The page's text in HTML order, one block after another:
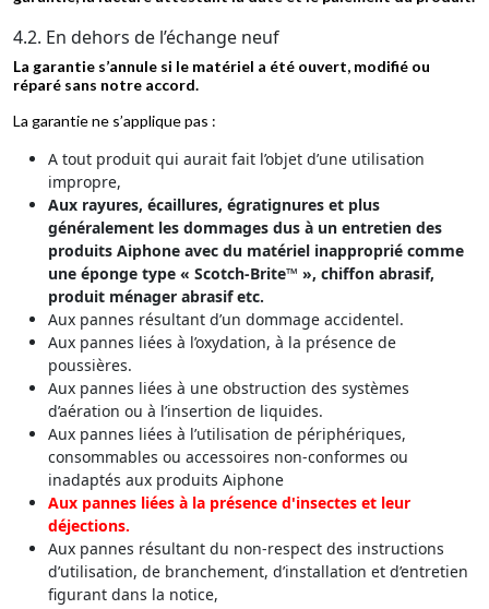
4.2. En dehors de l’échange neuf
La garantie s’annule si le matériel a été ouvert, modifié ou
réparé sans notre accord.
La garantie ne s’applique pas :
A tout produit qui aurait fait l’objet d’une utilisation
impropre,
Aux rayures, écaillures, égratignures et plus
généralement les dommages dus à un entretien des
produits Aiphone avec du matériel inapproprié comme
une éponge type « Scotch-Brite™ », chiffon abrasif,
produit ménager abrasif etc.
Aux pannes résultant d’un dommage accidentel.
Aux pannes liées à l’oxydation, à la présence de
poussières.
Aux pannes liées à une obstruction des systèmes
d’aération ou à l’insertion de liquides.
Aux pannes liées à l’utilisation de périphériques,
consommables ou accessoires non-conformes ou
inadaptés aux produits Aiphone
Aux pannes liées à la présence d'insectes et leur
déjections.
Aux pannes résultant du non-respect des instructions
d’utilisation, de branchement, d’installation et d’entretien
figurant dans la notice,